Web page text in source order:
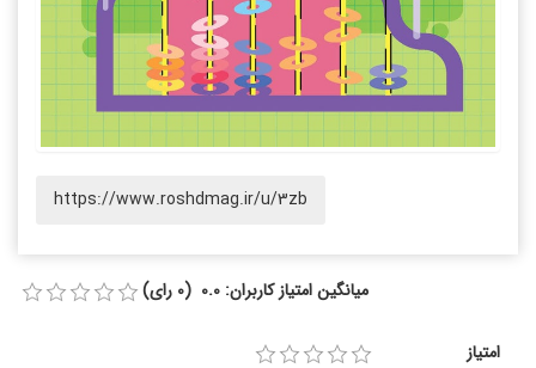
https://www.roshdmag.ir/u/3zb
میانگین امتیاز کاربران: 0.0 (0 رای)
امتیاز